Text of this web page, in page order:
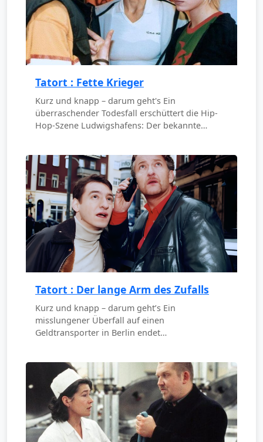
Tatort : Fette Krieger
Kurz und knapp – darum geht's Ein
überraschender Todesfall erschüttert die Hip-
Hop-Szene Ludwigshafens: Der bekannte…
Tatort : Der lange Arm des Zufalls
Kurz und knapp – darum geht’s Ein
misslungener Überfall auf einen
Geldtransporter in Berlin endet…